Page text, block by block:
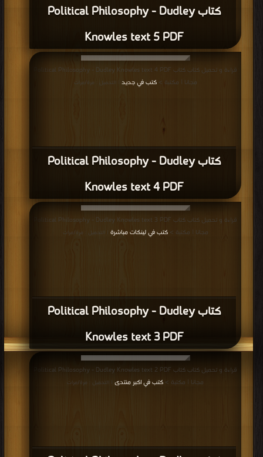
كتاب Political Philosophy - Dudley
Knowles text 5 PDF
كتاب Political Philosophy - Dudley
Knowles text 4 PDF
قراءة و تحميل كتاب كتاب Political Philosophy - Dudley Knowles text 4 PDF
مجانا | مكتبة >كتب في جديد | التحميل : مرة/مرات
كتاب Political Philosophy - Dudley
Knowles text 3 PDF
قراءة و تحميل كتاب كتاب Political Philosophy - Dudley Knowles text 3 PDF
مجانا | مكتبة >كتب في لينكات مباشرة | التحميل : مرة/مرات
قراءة و تحميل كتاب كتاب Political Philosophy - Dudley Knowles text 2 PDF
مجانا | مكتبة > كتب في اكبر منتدى | التحميل : مرة/مرات